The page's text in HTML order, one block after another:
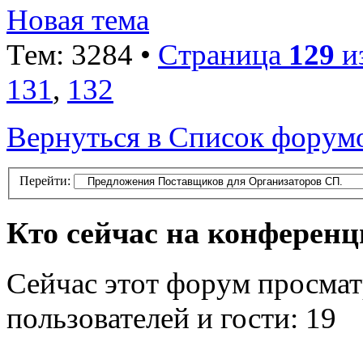
Новая тема
Тем: 3284 • Страница 129
131, 132
Вернуться в Список
Перейти:
Кто сейчас на
Сейчас этот форум
пользователей и гости: 19